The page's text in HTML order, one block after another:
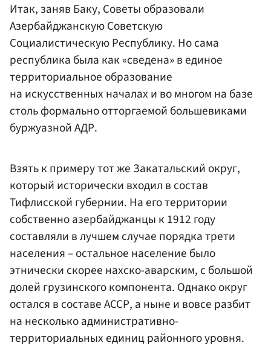
Итак, заняв Баку, Советы образовали
Азербайджанскую Советскую
Социалистическую Республику. Но сама
республика была как «сведена» в единое
территориальное образование
на искусственных началах и во многом на базе
столь формально отторгаемой большевиками
буржуазной АДР.
Взять к примеру тот же Закатальский округ,
который исторически входил в состав
Тифлисской губернии. На его территории
собственно азербайджанцы к 1912 году
составляли в лучшем случае порядка трети
населения – остальное население было
этнически скорее нахско-аварским, с большой
долей грузинского компонента. Однако округ
остался в составе АССР, а ныне и вовсе разбит
на несколько административно-
территориальных единиц районного уровня.